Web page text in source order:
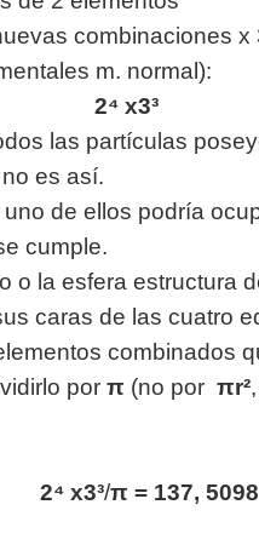
combinaciones
m. normal):
⁴ x3³
las partículas
es así.
de ellos podría
cumple.
o la esfera estructura
caras de las cuatro
combinados
por π (no por πr²
⁴ x3³/π = 137, 5098